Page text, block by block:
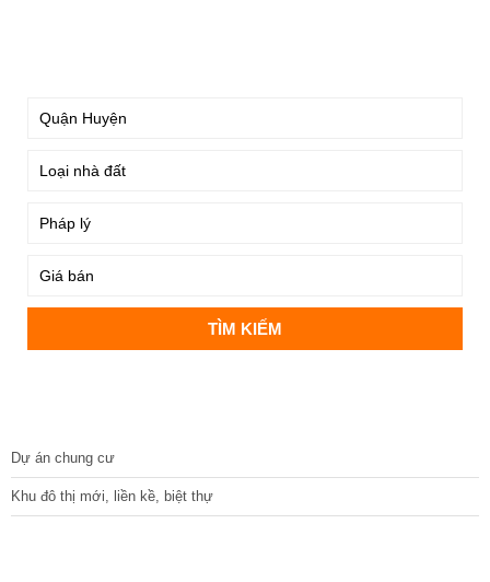
Dự án chung cư
Khu đô thị mới, liền kề, biệt thự